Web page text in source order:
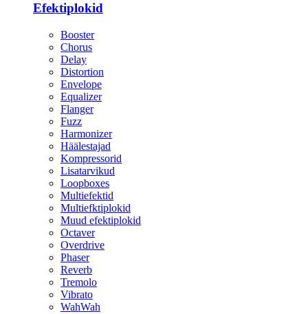
Efektiplokid
Booster
Chorus
Delay
Distortion
Envelope
Equalizer
Flanger
Fuzz
Harmonizer
Häälestajad
Kompressorid
Lisatarvikud
Loopboxes
Multiefektid
Multiefktiplokid
Muud efektiplokid
Octaver
Overdrive
Phaser
Reverb
Tremolo
Vibrato
WahWah